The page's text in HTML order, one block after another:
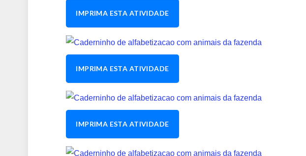
IMPRIMA ESTA ATIVIDADE
IMPRIMA ESTA ATIVIDADE
IMPRIMA ESTA ATIVIDADE